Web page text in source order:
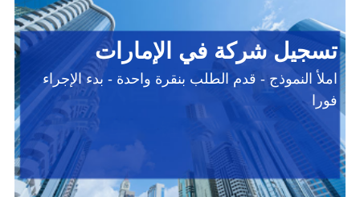
تسجيل شركة في الإمارات
املأ النموذج - قدم الطلب بنقرة واحدة - بدء الإجراء
فورا